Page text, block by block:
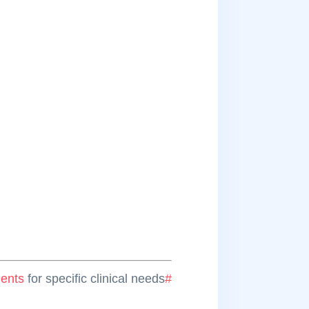
#
for specific clinical needs